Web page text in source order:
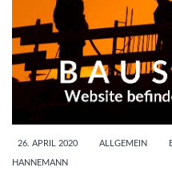
26. APRIL 2020 ALLGEMEIN
HANNEMANN